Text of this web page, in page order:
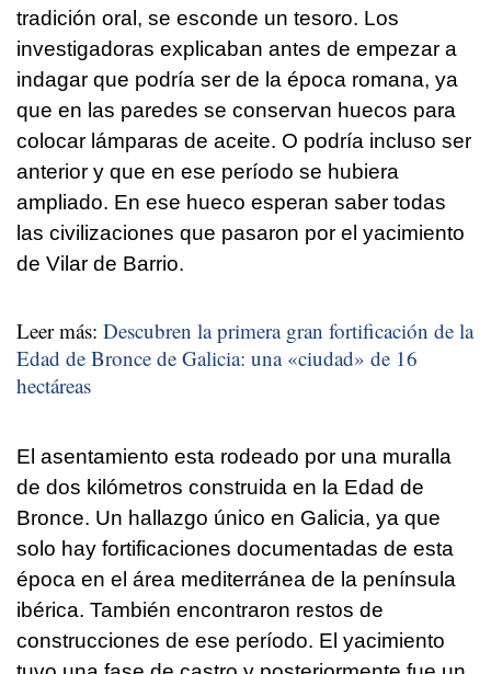
tradición oral, se esconde un tesoro. Los
investigadoras explicaban antes de empezar a
indagar que podría ser de la época romana, ya
que en las paredes se conservan huecos para
colocar lámparas de aceite. O podría incluso ser
anterior y que en ese período se hubiera
ampliado. En ese hueco esperan saber todas
las civilizaciones que pasaron por el yacimiento
de Vilar de Barrio.
Leer más: Descubren la primera gran fortificación de la
Edad de Bronce de Galicia: una «ciudad» de 16
hectáreas
El asentamiento esta rodeado por una muralla
de dos kilómetros construida en la Edad de
Bronce. Un hallazgo único en Galicia, ya que
solo hay fortificaciones documentadas de esta
época en el área mediterránea de la península
ibérica. También encontraron restos de
construcciones de ese período. El yacimiento